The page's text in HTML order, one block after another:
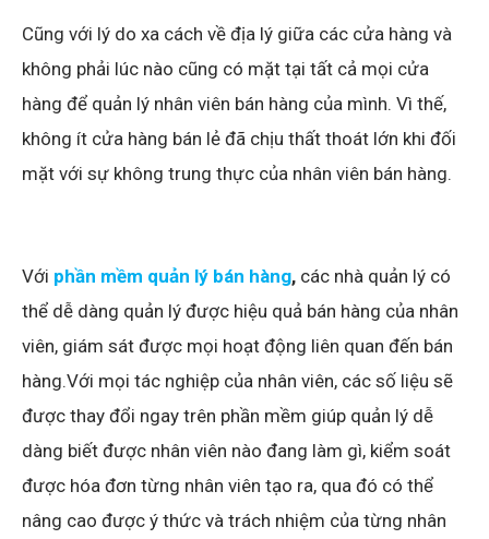
Cũng với lý do xa cách về địa lý giữa các cửa hàng và
không phải lúc nào cũng có mặt tại tất cả mọi cửa
hàng để quản lý nhân viên bán hàng của mình. Vì thế,
không ít cửa hàng bán lẻ đã chịu thất thoát lớn khi đối
mặt với sự không trung thực của nhân viên bán hàng.
Với phần mềm quản lý bán hàng, các nhà quản lý có
thể dễ dàng quản lý được hiệu quả bán hàng của nhân
viên, giám sát được mọi hoạt động liên quan đến bán
hàng.Với mọi tác nghiệp của nhân viên, các số liệu sẽ
được thay đổi ngay trên phần mềm giúp quản lý dễ
dàng biết được nhân viên nào đang làm gì, kiểm soát
được hóa đơn từng nhân viên tạo ra, qua đó có thể
nâng cao được ý thức và trách nhiệm của từng nhân